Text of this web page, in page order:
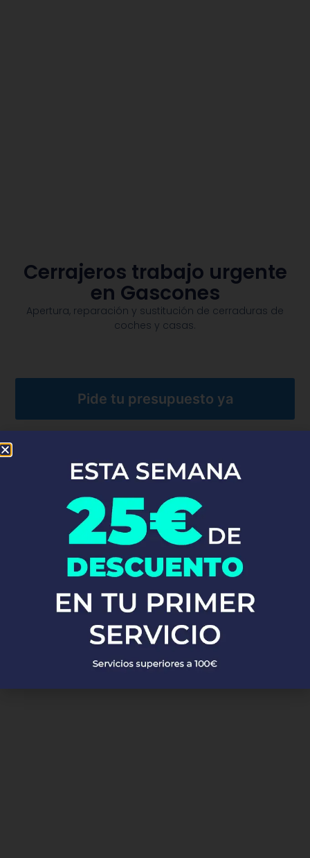
Cerrajeros trabajo urgente
en Gascones
Apertura, reparación y sustitución de cerraduras de
coches y casas.​
Pide tu presupuesto ya